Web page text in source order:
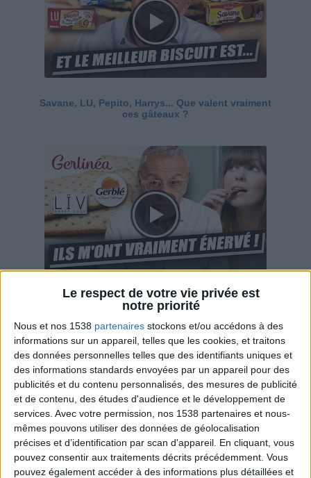
Le respect de votre vie privée est
notre priorité
Nous et nos 1538 partenaires stockons et/ou accédons à des
informations sur un appareil, telles que les cookies, et traitons
des données personnelles telles que des identifiants uniques et
des informations standards envoyées par un appareil pour des
publicités et du contenu personnalisés, des mesures de publicité
et de contenu, des études d'audience et le développement de
services. Avec votre permission, nos 1538 partenaires et nous-
mêmes pouvons utiliser des données de géolocalisation
précises et d’identification par scan d'appareil. En cliquant, vous
pouvez consentir aux traitements décrits précédemment. Vous
pouvez également accéder à des informations plus détaillées et
Savane, LU, Pepito, Harrys... Que valent vraiment
ces gâteaux ?
Ces marques diététiques : c'est n'importe quoi !
Webinaires en direct Voir tout